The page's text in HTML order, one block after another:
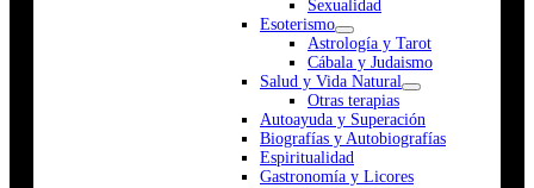
Sexualidad
Esoterismo
Astrología y Tarot
Cábala y Judaismo
Salud y Vida Natural
Otras terapias
Autoayuda y Superación
Biografías y Autobiografías
Espiritualidad
Gastronomía y Licores